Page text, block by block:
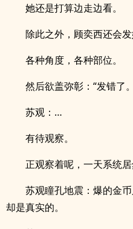
她还是打算边走边看。
除此之外，顾奕西还会发
各种角度，各种部位。
然后欲盖弥彰：“发错了
苏观：…
有待观察。
正观察着呢，一天系统
苏观瞳孔地震：爆的金
却是真实的。